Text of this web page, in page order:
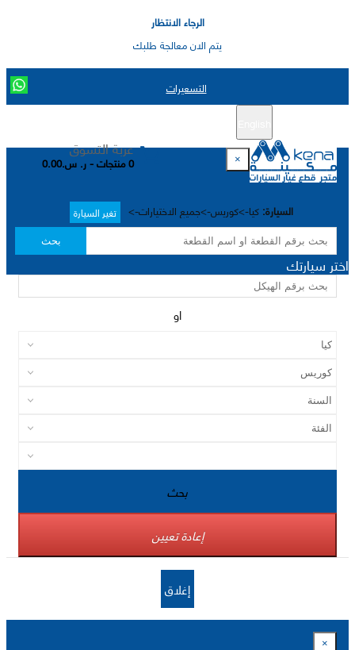
الرجاء الانتظار
يتم الان معالجة طلبك
التسعيرات
عربة التسوق
0 منتجات - ر. س.0.00
السيارة: كيا->كوريس->جميع الاختيارات-> تغير السيارة
بحث
×
اختر سيارتك
او
بحث
إعادة تعيين
إغلاق
×